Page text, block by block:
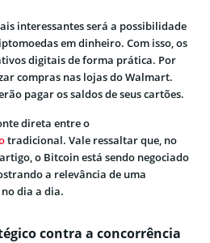
interessantes será a possibilidade
em dinheiro. Com isso, os
digitais de forma prática. Por
compras nas lojas do Walmart.
pagar os saldos de seus cartões.
direta entre o
tradicional. Vale ressaltar que, no
o Bitcoin está sendo negociado
a relevância de uma
dia a dia.
contra a concorrência